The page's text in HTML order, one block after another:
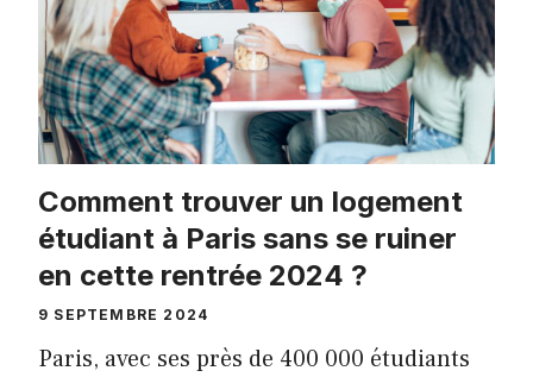
Comment trouver un logement
étudiant à Paris sans se ruiner
en cette rentrée 2024 ?
9 SEPTEMBRE 2024
Paris, avec ses près de 400 000 étudiants